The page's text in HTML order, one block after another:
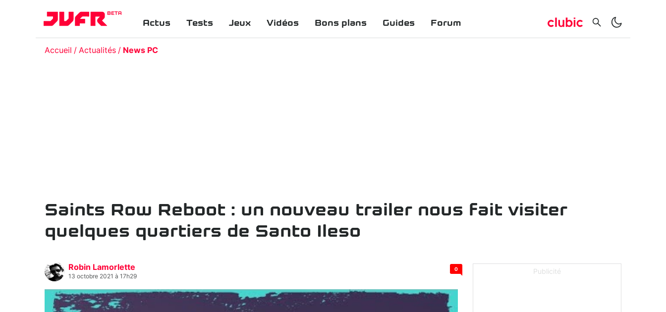
BETA
Actus Tests Jeux Vidéos Bons plans Guides Forum
Accueil Actualités News PC
Saints Row Reboot : un nouveau trailer nous fait visiter
quelques quartiers de Santo Ileso
Robin Lamorlette
13 octobre 2021 à 17h29
0 Publicité